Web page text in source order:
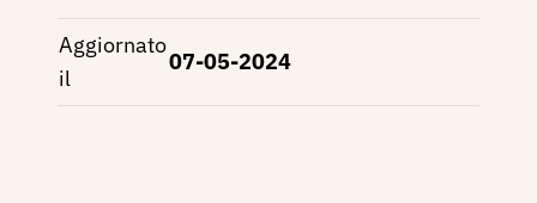
Aggiornato
il
07-05-2024